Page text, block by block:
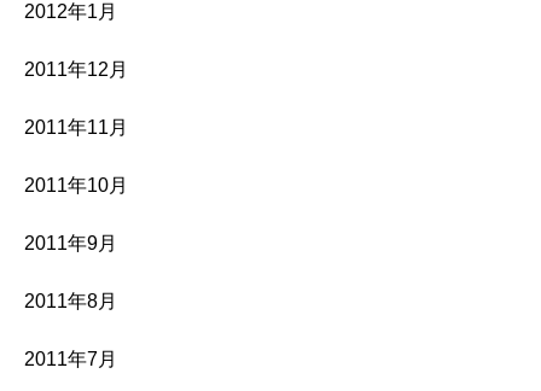
2012年1月
2011年12月
2011年11月
2011年10月
2011年9月
2011年8月
2011年7月